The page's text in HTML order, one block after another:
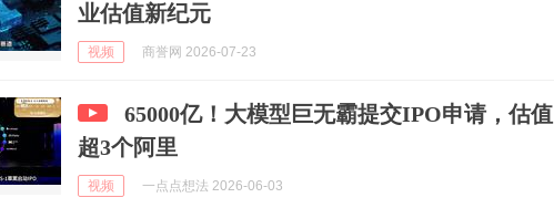
业估值新纪元
视频 商誉网 2026-07-23
65000亿！大模型巨无霸提交IPO申请，估值
超3个阿里
视频 一点点想法 2026-06-03